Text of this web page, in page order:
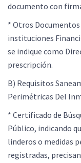
documento con
* Otros Documentos
instituciones
se indique como
prescripción.
B) Requisitos
Perimétricas Del
* Certificado de
Público, indicando
linderos o medidas
registradas,